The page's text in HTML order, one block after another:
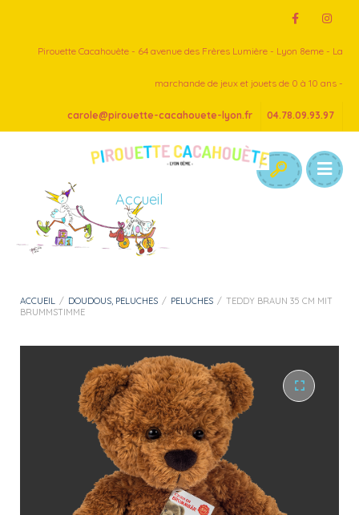
Pirouette Cacahouète - 64 avenue des Frères Lumière - Lyon 8eme - La
marchande de jeux et jouets de 0 à 10 ans -
carole@pirouette-cacahouete-lyon.fr 04.78.09.93.97
Accueil
ACCUEIL / DOUDOUS, PELUCHES / PELUCHES / TEDDY BRAUN 35 CM MIT
BRUMMSTIMME